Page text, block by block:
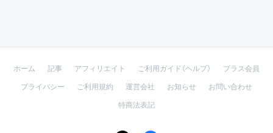
ホーム 記事 アフィリエイト ご利用ガイド（ヘルプ）
プラス会員
プライバシー
ご利用規約 運営会社 お知らせ
お問い合わせ
特商法表記